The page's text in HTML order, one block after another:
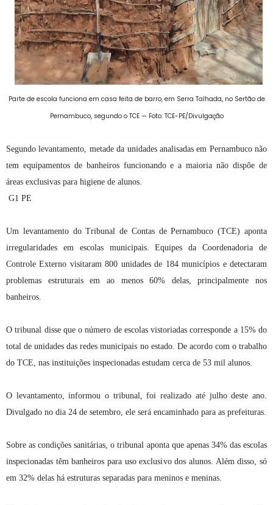
Parte de escola funciona em casa feita de barro, em Serra Talhada, no Sertão de
Pernambuco, segundo o TCE — Foto: TCE-PE/Divulgação
Segundo levantamento, metade da unidades analisadas em Pernambuco não
tem equipamentos de banheiros funcionando e a maioria não dispõe de
áreas exclusivas para higiene de alunos.
G1 PE
Um levantamento do Tribunal de Contas de Pernambuco (TCE) aponta
irregularidades em escolas municipais. Equipes da Coordenadoria de
Controle Externo visitaram 800 unidades de 184 municípios e detectaram
problemas estruturais em ao menos 60% delas, principalmente nos
banheiros.
O tribunal disse que o número de escolas vistoriadas corresponde a 15% do
total de unidades das redes municipais no estado. De acordo com o trabalho
do TCE, nas instituições inspecionadas estudam cerca de 53 mil alunos.
O levantamento, informou o tribunal, foi realizado até julho deste ano.
Divulgado no dia 24 de setembro, ele será encaminhado para as prefeituras.
Sobre as condições sanitárias, o tribunal aponta que apenas 34% das escolas
inspecionadas têm banheiros para uso exclusivo dos alunos. Além disso, só
em 32% delas há estruturas separadas para meninos e meninas.